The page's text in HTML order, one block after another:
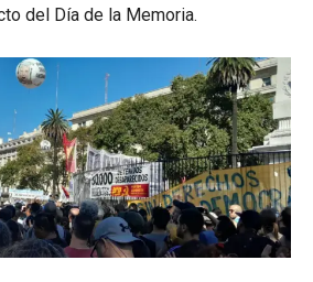
del Día de la Memoria.